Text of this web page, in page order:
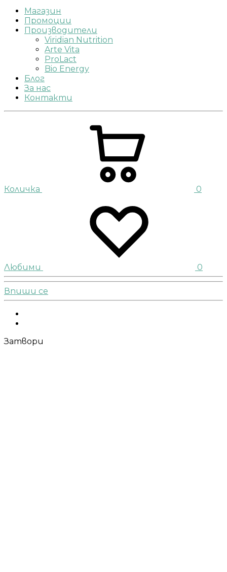
Магазин
Промоции
Производители
Viridian Nutrition
Arte Vita
ProLact
Bio Energy
Блог
За нас
Контакти
Количка 0
Любими 0
Впиши се
Затвори